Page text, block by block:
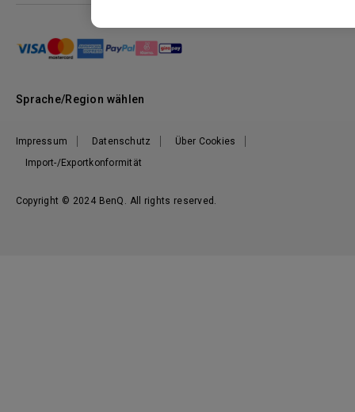
Onlineshop FAQ
BenQ Blog
Für E-Sportler (Zowie)
Nachhaltigkeit
Unser Versprechen
Copyright © 2024 BenQ. All rights reserved.
Impressum Datenschutz
Über Cookies
Import-/Exportkonformität
Sprache/Region wählen